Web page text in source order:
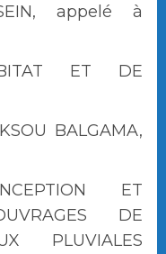
appelé à
ET DE
BALGAMA,
ET
DE
PLUVIALES